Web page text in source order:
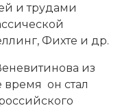
и трудами
Фихте и др.
из
время он стал